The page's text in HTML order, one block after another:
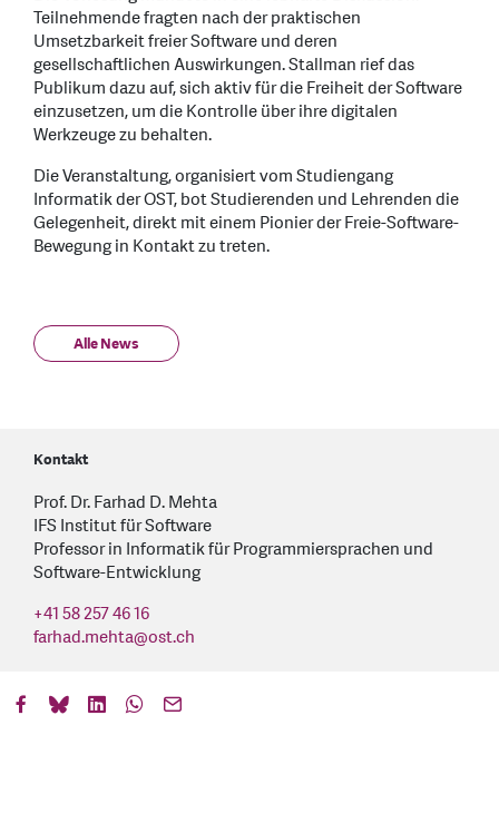
Teilnehmende fragten nach der praktischen
Umsetzbarkeit freier Software und deren
gesellschaftlichen Auswirkungen. Stallman rief das
Publikum dazu auf, sich aktiv für die Freiheit der Software
einzusetzen, um die Kontrolle über ihre digitalen
Werkzeuge zu behalten.
Die Veranstaltung, organisiert vom Studiengang
Informatik der OST, bot Studierenden und Lehrenden die
Gelegenheit, direkt mit einem Pionier der Freie-Software-
Bewegung in Kontakt zu treten.
Alle News
Kontakt
Prof. Dr. Farhad D. Mehta
IFS Institut für Software
Professor in Informatik für Programmiersprachen und
Software-Entwicklung
+41 58 257 46 16
farhad.mehta@ost.ch